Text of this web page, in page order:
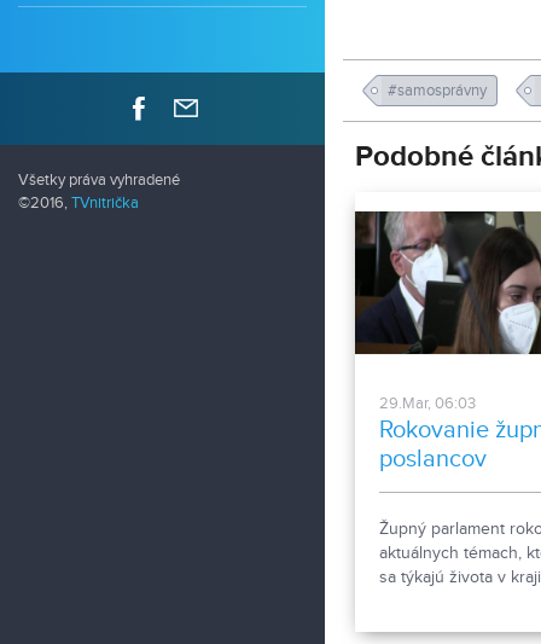
Všetky práva vyhradené
©2016, TVnitrička
#samosprávny
Podobné
29.Mar, 06:03
Rokovanie
poslancov
Župný parlament
aktuálnych témach,
sa týkajú života v